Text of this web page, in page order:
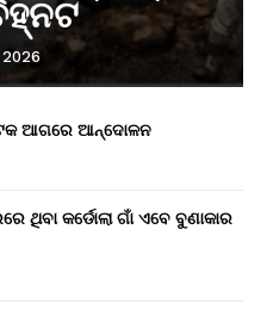
ଆଗରେ ଆନ୍ଦୋଳନ
ଥିବା କର୍ଡୋଲା ଗାଁ ଏବେ ବୁଣାକାର